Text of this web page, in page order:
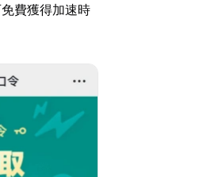
費獲得加速時